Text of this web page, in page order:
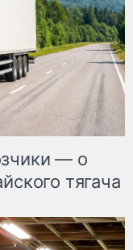
— о
тягача